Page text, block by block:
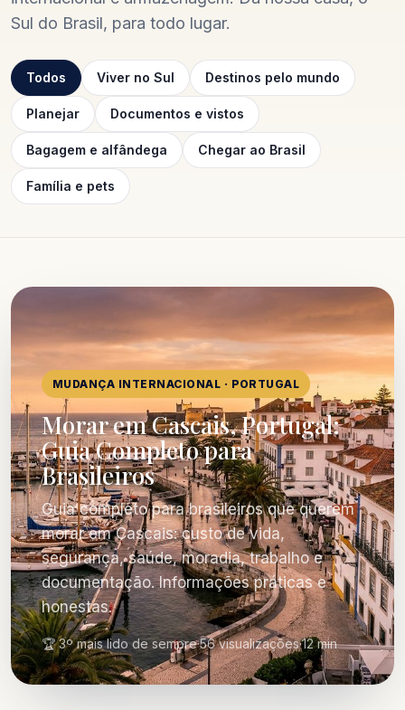
Sul do Brasil, para todo lugar.
Todos Viver no Sul Destinos pelo mundo
Planejar Documentos e vistos
Bagagem e alfândega Chegar ao Brasil
Família e pets
MUDANÇA INTERNACIONAL · PORTUGAL
Morar em Cascais, Portugal:
Guia Completo para
Brasileiros
Guia completo para brasileiros que querem
morar em Cascais: custo de vida,
segurança, saúde, moradia, trabalho e
documentação. Informações práticas e
honestas.
🏆 3º mais lido de sempre·56 visualizações·12 min